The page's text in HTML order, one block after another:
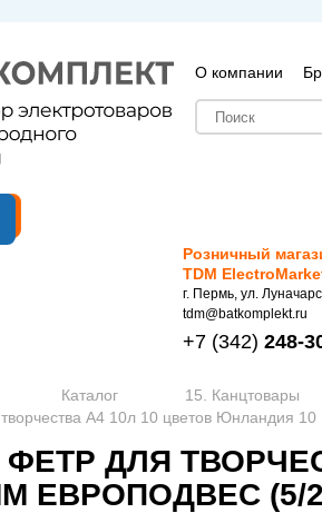
О компании
Розничный
TDM
г. Пермь, ул.
tdm@batkomplekt.ru
+7 (342) 248-
Каталог
15. Канцтовары
А4 10л 10 цветов Юнландия
ДЛЯ
ЕВРОПОДВЕС (5/